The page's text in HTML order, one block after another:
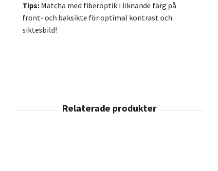
Tips: Matcha med fiberoptik i liknande färg på
front- och baksikte för optimal kontrast och
siktesbild!